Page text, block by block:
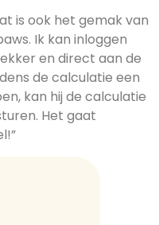
is ook het gemak van
Ik kan inloggen
en direct aan de
de calculatie een
kan hij de calculatie
Het gaat